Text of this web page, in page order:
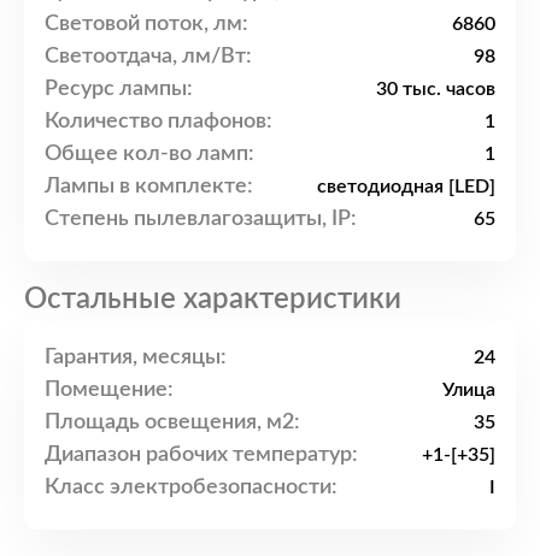
Световой поток, лм: 6860
Светоотдача, лм/Вт: 98
Ресурс лампы: 30 тыс. часов
Количество плафонов: 1
Общее кол-во ламп: 1
Лампы в комплекте: светодиодная [LED]
Степень пылевлагозащиты, IP: 65
Остальные характеристики
Гарантия, месяцы: 24
Помещение: Улица
Площадь освещения, м2: 35
Диапазон рабочих температур: +1-[+35]
Класс электробезопасности: